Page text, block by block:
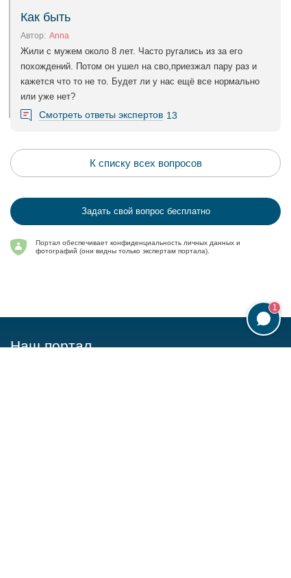
Как быть
Автор: Anna
Жили с мужем около 8 лет. Часто ругались из за его
похождений. Потом он ушел на сво,приезжал пару раз и
кажется что то не то. Будет ли у нас ещё все нормально
или уже нет?
Смотреть ответы экспертов 13
К списку всех вопросов
Задать свой вопрос бесплатно
Портал обеспечивает конфиденциальность личных данных и
фотографий (они видны только экспертам портала).
1
Наш портал